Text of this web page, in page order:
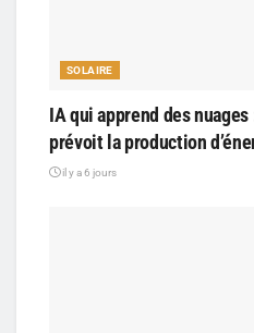
SOLAIRE
IA qui apprend des
prévoit la production
il y a 6 jours